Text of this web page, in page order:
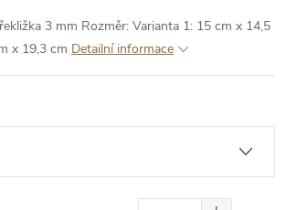
3 mm Rozměr: Varianta 1: 15 cm x 14,5
x 19,3 cm Detailní informace